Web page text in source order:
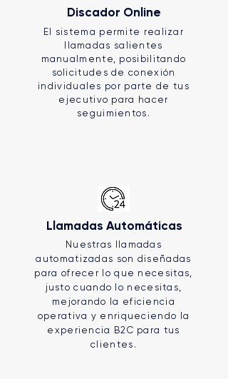
Discador Online
El sistema permite realizar
llamadas salientes
manualmente, posibilitando
solicitudes de conexión
individuales por parte de tus
ejecutivo para hacer
seguimientos.
Llamadas Automáticas
Nuestras llamadas
automatizadas son diseñadas
para ofrecer lo que necesitas,
justo cuando lo necesitas,
mejorando la eficiencia
operativa y enriqueciendo la
experiencia B2C para tus
clientes.